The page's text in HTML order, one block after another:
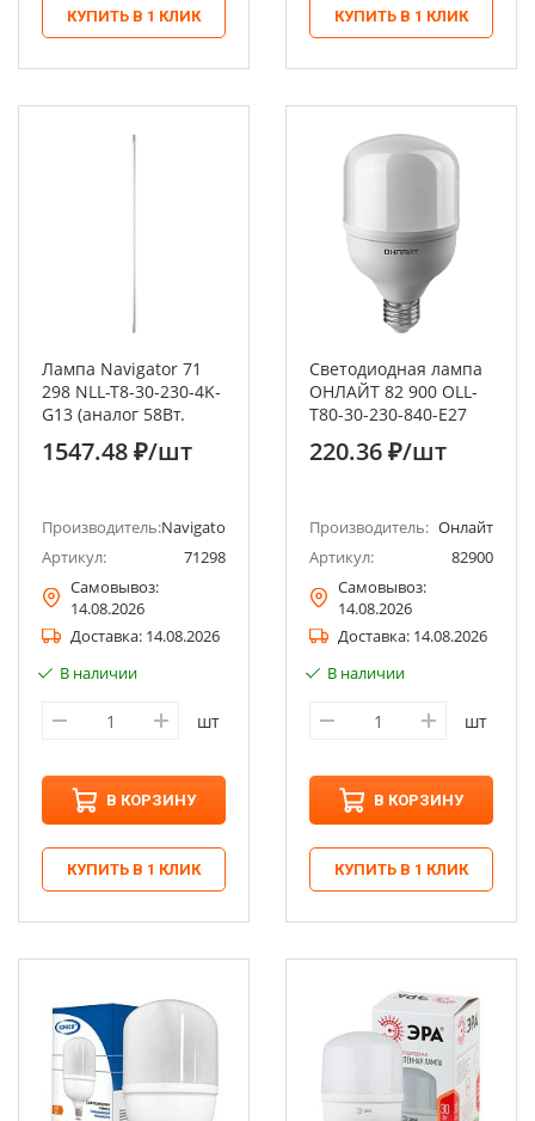
КУПИТЬ В 1 КЛИК КУПИТЬ В 1 КЛИК
Лампа Navigator 71
298 NLL-T8-30-230-4K-
G13 (аналог 58Вт.
1547.48 ₽/шт
Производитель:Navigator
Артикул:
71298
Самовывоз:
14.08.2026
Доставка: 14.08.2026
В наличии
шт
В КОРЗИНУ
КУПИТЬ В 1 КЛИК
Светодиодная лампа
ОНЛАЙТ 82 900 OLL-
T80-30-230-840-E27
220.36 ₽/шт
Производитель: Онлайт
Артикул:
82900
Самовывоз:
14.08.2026
Доставка: 14.08.2026
В наличии
шт
В КОРЗИНУ
КУПИТЬ В 1 КЛИК